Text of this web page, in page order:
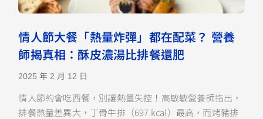
情人節大餐「熱量炸彈」都在配菜？ 營養
師揭真相：酥皮濃湯比排餐還肥
2025 年 2 月 12 日
情人節約會吃西餐，別讓熱量失控！高敏敏營養師指出，
排餐熱量差異大，丁骨牛排（697 kcal）最高，而烤豬排